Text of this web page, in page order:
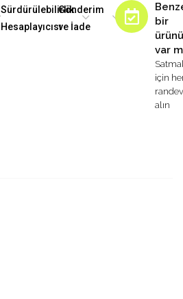
Sürdürülebilirlik
Hesaplayıcısı
Gönderim
ve İade
bir
var
için
alın